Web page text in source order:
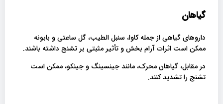
گیاهان
داروهای گیاهی از جمله کاوا، سنبل الطیب، گل ساعتی و بابونه
ممکن است اثرات آرام بخش و تأثیر مثبتی بر تشنج داشته باشند.
در مقابل، گیاهان محرک، مانند جینسینگ و جینکو، ممکن است
تشنج را تشدید کنند.